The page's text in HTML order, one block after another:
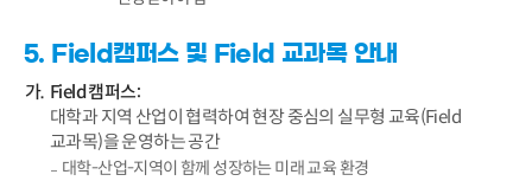
5. Field캠퍼스 및 Field 교과목 안내
Field 캠퍼스:
대학과 지역 산업이 협력하여 현장 중심의 실무형 교육(Field
교과목)을 운영하는 공간
대학-산업-지역이 함께 성장하는 미래 교육 환경